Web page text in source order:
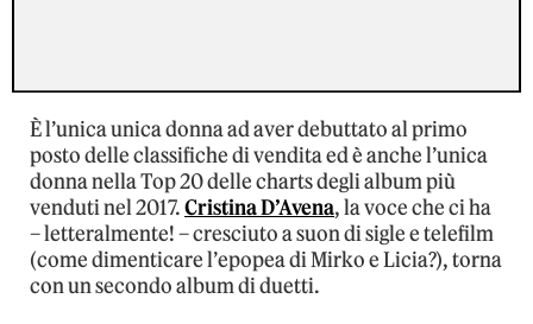
È l’unica unica donna ad aver debuttato al primo
posto delle classifiche di vendita ed è anche l’unica
donna nella Top 20 delle charts degli album più
venduti nel 2017.Cristina D’Avena, la voce che ci ha
– letteralmente! – cresciuto a suon di sigle e telefilm
(come dimenticare l’epopea di Mirko e Licia?), torna
con un secondo album di duetti.